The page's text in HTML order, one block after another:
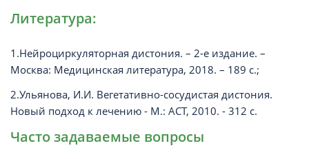
Литература:
1.Нейроциркуляторная дистония. – 2-е издание. –
Москва: Медицинская литература, 2018. – 189 с.;
2.Ульянова, И.И. Вегетативно-сосудистая дистония.
Новый подход к лечению - М.: АСТ, 2010. - 312 c.
Часто задаваемые вопросы